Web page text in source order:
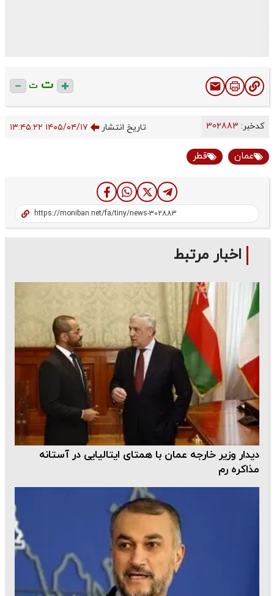
ت ت
کدخبر: تاریخ انتشار ۱۴۰۵/۰۴/۱۷ ۱۳:۴۵:۲۲
عمان قطر
اخبار مرتبط
دیدار وزیر خارجه عمان با همتای ایتالیایی در آستانه
مذاکره رم